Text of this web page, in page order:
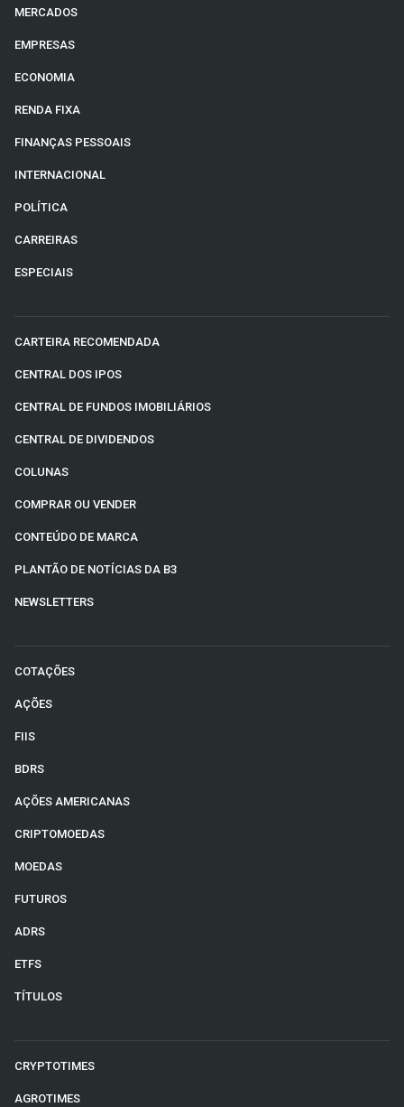
MERCADOS
EMPRESAS
ECONOMIA
RENDA FIXA
FINANÇAS PESSOAIS
INTERNACIONAL
POLÍTICA
CARREIRAS
ESPECIAIS
CARTEIRA RECOMENDADA
CENTRAL DOS IPOS
CENTRAL DE FUNDOS IMOBILIÁRIOS
CENTRAL DE DIVIDENDOS
COLUNAS
COMPRAR OU VENDER
CONTEÚDO DE MARCA
PLANTÃO DE NOTÍCIAS DA B3
NEWSLETTERS
COTAÇÕES
AÇÕES
FIIS
BDRS
AÇÕES AMERICANAS
CRIPTOMOEDAS
MOEDAS
FUTUROS
ADRS
ETFS
TÍTULOS
CRYPTOTIMES
AGROTIMES